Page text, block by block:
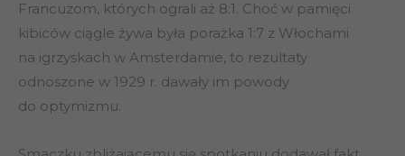
Francuzom, których ograli aż 8:1. Choć w pamięci
kibiców ciągle żywa była porażka 1:7 z Włochami
na igrzyskach w Amsterdamie, to rezultaty
odnoszone w 1929 r. dawały im powody
do optymizmu.